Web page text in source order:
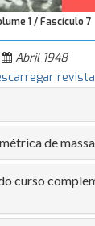
1 / Fascículo 7
Abril 1948
revista
de massa
curso